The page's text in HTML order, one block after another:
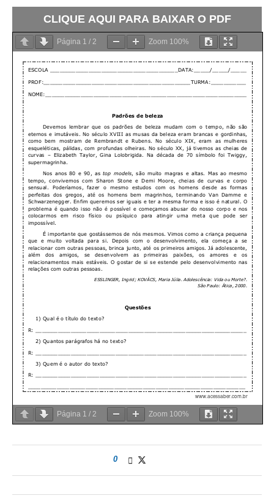
CLIQUE AQUI PARA BAIXAR O PDF
Página 1 / 2 Zoom 100%
Página 1 / 2 Zoom 100%
0